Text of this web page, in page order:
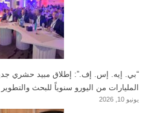
“بي. إيه. إس. إف.”: إطلاق مبيد حشري
المليارات من اليورو سنوياً للبحث والتطوير
يونيو 10, 2026